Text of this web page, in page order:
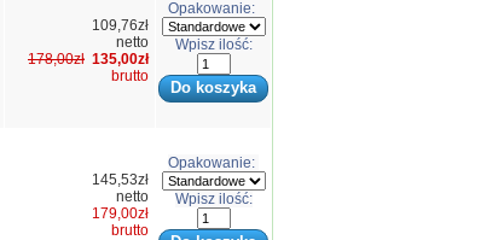
109,76zł
netto
178,00zł 135,00zł
brutto
Opakowanie:
Wpisz ilość:
145,53zł
netto
179,00zł
brutto
Opakowanie:
Wpisz ilość: